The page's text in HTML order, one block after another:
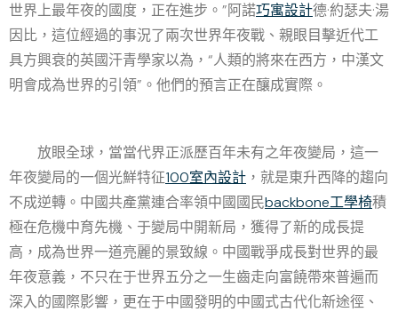
世界上最年夜的國度，正在進步。”阿諾巧寓設計德·約瑟夫·湯
因比，這位經過的事況了兩次世界年夜戰、親眼目擊近代工
具方興衰的英國汗青學家以為，“人類的將來在西方，中漢文
明會成為世界的引領”。他們的預言正在釀成實際。
放眼全球，當當代界正派歷百年未有之年夜變局，這一
年夜變局的一個光鮮特征100室內設計 ，就是東升西降的趨向
不成逆轉。中國共產黨連合率領中國國民backbone工學椅積
極在危機中育先機、于變局中開新局，獲得了新的成長提
高，成為世界一道亮麗的景致線。中國戰爭成長對世界的最
年夜意義，不只在于世界五分之一生齒走向富饒帶來普遍而
深入的國際影響，更在于中國發明的中國式古代化新途徑、